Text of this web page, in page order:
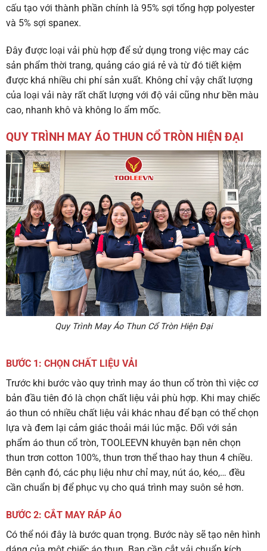
cấu tạo với thành phần chính là 95% sợi tổng hợp polyester
và 5% sợi spanex.
Đây được loại vải phù hợp để sử dụng trong việc may các
sản phẩm thời trang, quảng cáo giá rẻ và từ đó tiết kiệm
được khá nhiều chi phí sản xuất. Không chỉ vậy chất lượng
của loại vải này rất chất lượng với độ vải cũng như bền màu
cao, nhanh khô và không lo ẩm mốc.
QUY TRÌNH MAY ÁO THUN CỔ TRÒN HIỆN ĐẠI
Quy Trình May Áo Thun Cổ Tròn Hiện Đại
BƯỚC 1: CHỌN CHẤT LIỆU VẢI
Trước khi bước vào quy trình may áo thun cổ tròn thì việc cơ
bản đầu tiên đó là chọn chất liệu vải phù hợp. Khi may chiếc
áo thun có nhiều chất liệu vải khác nhau để bạn có thể chọn
lựa và đem lại cảm giác thoải mái lúc mặc. Đối với sản
phẩm áo thun cổ tròn, TOOLEEVN khuyên bạn nên chọn
thun trơn cotton 100%, thun trơn thể thao hay thun 4 chiều.
Bên cạnh đó, các phụ liệu như chỉ may, nút áo, kéo,… đều
cần chuẩn bị để phục vụ cho quá trình may suôn sẻ hơn.
BƯỚC 2: CẮT MAY RÁP ÁO
Có thể nói đây là bước quan trọng. Bước này sẽ tạo nên hình